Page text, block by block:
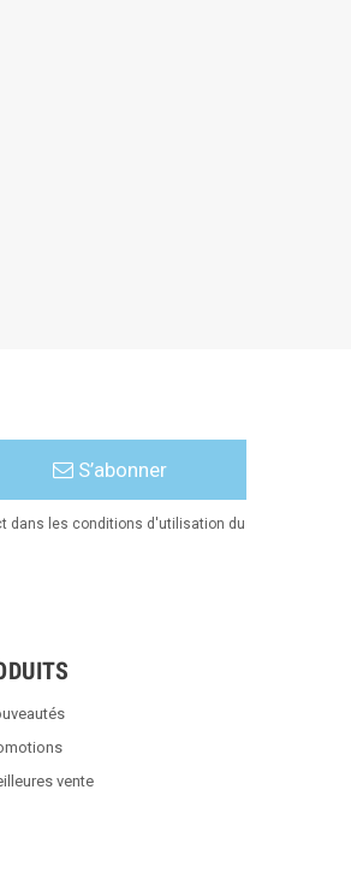
S’abonner
dans les conditions d'utilisation du
vente